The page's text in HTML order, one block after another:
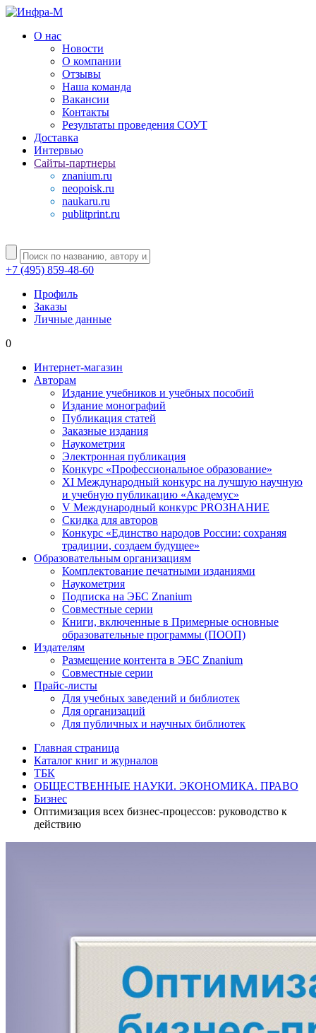
О нас
Новости
О компании
Отзывы
Наша команда
Вакансии
Контакты
Результаты проведения СОУТ
Доставка
Интервью
Сайты-партнеры
znanium.ru
neopoisk.ru
naukaru.ru
publitprint.ru
+7 (495) 859-48-60
Профиль
Заказы
Личные данные
0
Интернет-магазин
Авторам
Издание учебников и учебных пособий
Издание монографий
Публикация статей
Заказные издания
Наукометрия
Электронная публикация
Конкурс «Профессиональное образование»
XI Международный конкурс на лучшую научную
и учебную публикацию «Академус»
V Международный конкурс PROЗНАНИЕ
Скидка для авторов
Конкурс «Единство народов России: сохраняя
традиции, создаем будущее»
Образовательным организациям
Комплектование печатными изданиями
Наукометрия
Подписка на ЭБС Znanium
Совместные серии
Книги, включенные в Примерные основные
образовательные программы (ПООП)
Издателям
Размещение контента в ЭБС Znanium
Совместные серии
Прайс-листы
Для учебных заведений и библиотек
Для организаций
Для публичных и научных библиотек
Главная страница
Каталог книг и журналов
ТБК
ОБЩЕСТВЕННЫЕ НАУКИ. ЭКОНОМИКА. ПРАВО
Бизнес
Оптимизация всех бизнес-процессов: руководство к
действию